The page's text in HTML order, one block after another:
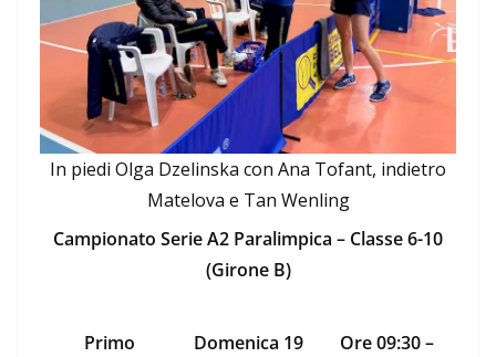
In piedi Olga Dzelinska con Ana Tofant, indietro
Matelova e Tan Wenling
Campionato Serie A2 Paralimpica – Classe 6-10
(Girone B)
Primo
Domenica 19
Ore 09:30 –